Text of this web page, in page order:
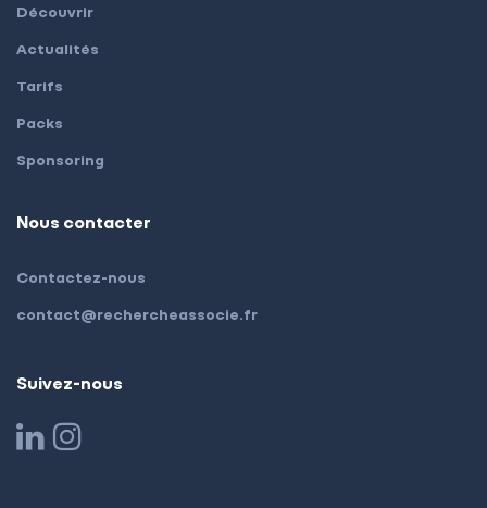
Découvrir
Actualités
Tarifs
Packs
Sponsoring
Nous contacter
Contactez-nous
contact@rechercheassocie.fr
Suivez-nous